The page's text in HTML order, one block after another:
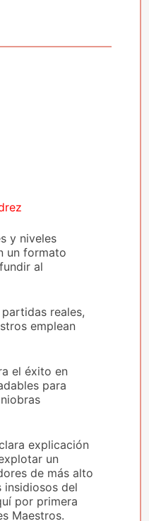
y niveles
un formato
al
reales,
emplean
el éxito en
para
explicación
un
de más alto
insidiosos del
por primera
Maestros.